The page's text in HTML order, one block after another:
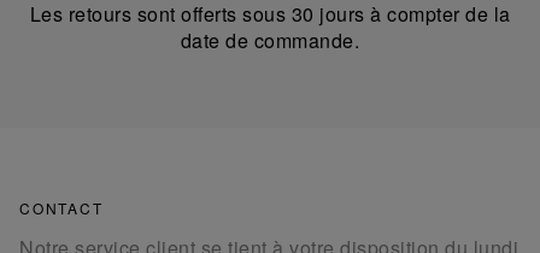
Les retours sont offerts sous 30 jours à compter de la
date de commande.
CONTACT